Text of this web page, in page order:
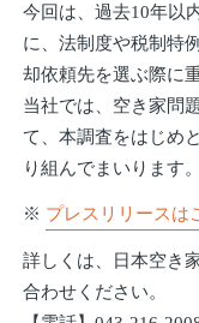
今回は、過去10年以
に、法制度や税制特
却依頼先を選ぶ際に
当社では、空き家問
て、本調査をはじめ
り組んでまいります。
※ プレスリリースは
詳しくは、日本空き
合わせください。